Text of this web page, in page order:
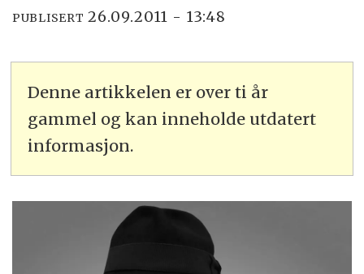
PUBLISERT 26.09.2011 - 13:48
Denne artikkelen er over ti år
gammel og kan inneholde utdatert
informasjon.